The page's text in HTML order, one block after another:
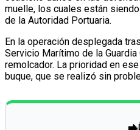
muelle, los cuales están
de la Autoridad Portuaria.
En la operación desplegada
Servicio Marítimo de la
remolcador. La prioridad en
buque, que se realizó sin